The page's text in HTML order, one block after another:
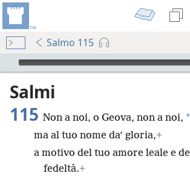
Salmo 115
Audio Player
Salmi
115 Non a noi, o Geova, non a noi, *
ma al tuo nome da’ gloria,+
a motivo del tuo amore leale e
fedeltà.+